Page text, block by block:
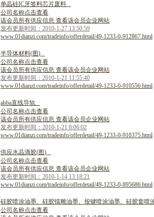
单晶硅IC牙签料芯片废料
公司名称点击查看
该会员所有供应信息 查看该会员企业网站
发布更新时间：2010-1-27 13:50:59
www.01dianzi.com/tradeinfo/offerdetail/49-1233-0-912867.html
半导体材料(图)
公司名称点击查看
该会员所有供应信息 查看该会员企业网站
发布更新时间：2010-1-21 11:55:40
www.01dianzi.com/tradeinfo/offerdetail/49-1233-0-910556.html
abba直线导轨
公司名称点击查看
该会员所有供应信息 查看该会员企业网站
发布更新时间：2010-1-21 8:06:02
www.01dianzi.com/tradeinfo/offerdetail/49-1233-0-910375.html
供应水晶滴胶(图)
公司名称点击查看
该会员所有供应信息 查看该会员企业网站
发布更新时间：2010-1-14 13:18:21
www.01dianzi.com/tradeinfo/offerdetail/49-1233-0-895686.html
硅胶喷涂油墨、 硅胶镭雕油墨、 按键喷涂油墨、 硅胶套喷
公司名称点击查看